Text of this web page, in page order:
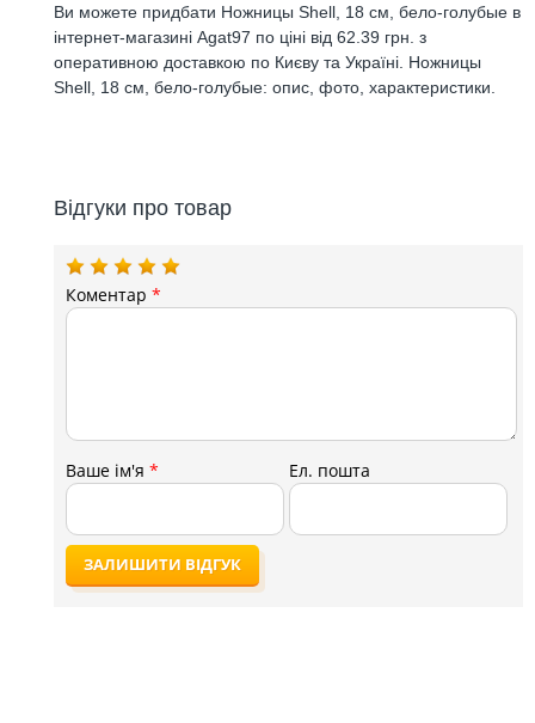
Ви можете придбати Ножницы Shell, 18 см, бело-голубые в
інтернет-магазині Agat97 по ціні від 62.39 грн. з
оперативною доставкою по Києву та Україні. Ножницы
Shell, 18 см, бело-голубые: опис, фото, характеристики.
Відгуки про товар
Коментар*
Ваше ім'я* Ел. пошта
ЗАЛИШИТИ ВІДГУК